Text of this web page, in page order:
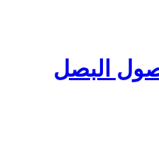
البصل